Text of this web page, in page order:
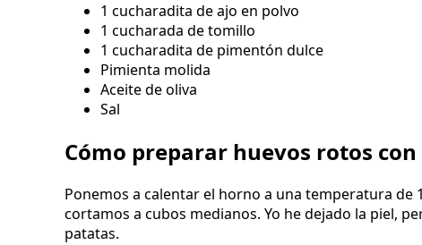
1 cucharadita de ajo en polvo
1 cucharada de tomillo
1 cucharadita de pimentón dulce
Pimienta molida
Aceite de oliva
Sal
Cómo preparar huevos rotos
Ponemos a calentar el horno a una temperatura de
cortamos a cubos medianos. Yo he dejado la piel,
patatas.